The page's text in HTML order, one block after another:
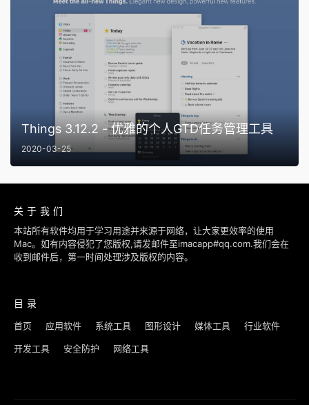
Things 3.12.2 - 优雅的个人GTD任务管理工具
2020-03-25
关于我们
本站所有软件均用于学习用途并来源于网络，让大家更效率的使用
Mac。如有内容侵犯了您版权,请发邮件至imacapp#qq.com.我们会在
收到邮件后，第一时间处理涉及版权的内容。
目录
首页 应用软件 系统工具 图形设计 媒体工具 行业软件
开发工具 安全防护 网络工具